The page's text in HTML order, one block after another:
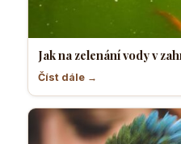
Jak na zelenání vody v
Číst dále →